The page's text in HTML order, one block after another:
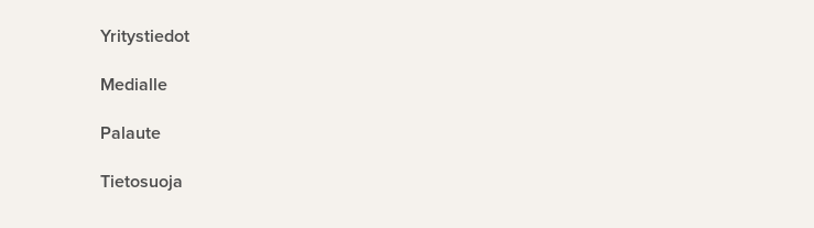
Yritystiedot
Medialle
Palaute
Tietosuoja